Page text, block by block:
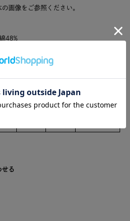
画像をご参照ください。
48%
10％
幅 裄丈 裾幅 重さ(g)
せる